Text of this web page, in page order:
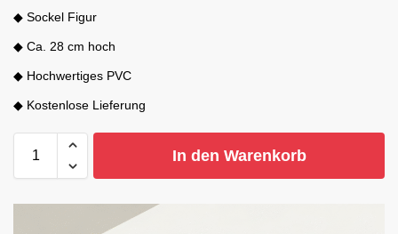
◆ Sockel Figur
◆ Ca. 28 cm hoch
◆ Hochwertiges PVC
◆ Kostenlose Lieferung
In den Warenkorb